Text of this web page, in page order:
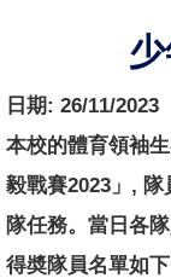
日期: 26/11/2023
本校的體育領袖
毅戰賽2023」,
隊任務。當日各
得奬隊員名單如下